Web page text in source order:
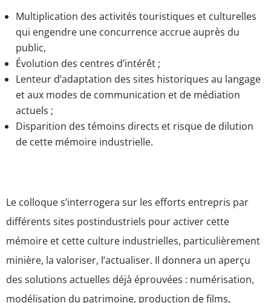
Multiplication des activités touristiques et culturelles
qui engendre une concurrence accrue auprès du
public,
Évolution des centres d’intérêt ;
Lenteur d’adaptation des sites historiques au langage
et aux modes de communication et de médiation
actuels ;
Disparition des témoins directs et risque de dilution
de cette mémoire industrielle.
Le colloque s’interrogera sur les efforts entrepris par
différents sites postindustriels pour activer cette
mémoire et cette culture industrielles, particulièrement
minière, la valoriser, l’actualiser. Il donnera un aperçu
des solutions actuelles déjà éprouvées : numérisation,
modélisation du patrimoine, production de films,